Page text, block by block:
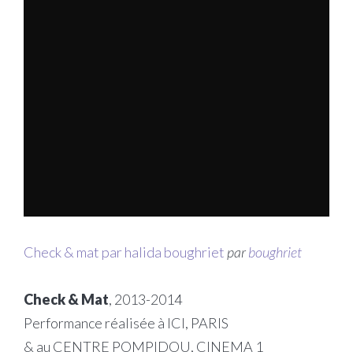
Check & mat par halida boughriet parboughriet
Check & Mat, 2013-2014
Performance réalisée à ICI, PARIS
& au CENTRE POMPIDOU, CINEMA 1